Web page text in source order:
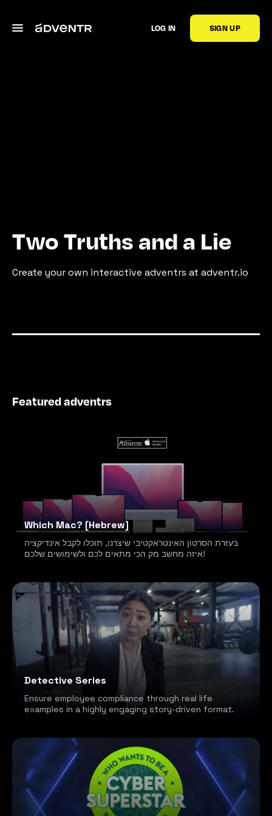
LOG IN SIGN UP
Two Truths and a Lie
Create your own interactive adventrs at adventr.io
Featured adventrs
Which Mac? [Hebrew]
בעזרת הסרטון האינטראקטיבי שיצרנו, תוכלו לקבל אינדיקציה
איזה מחשב מק הכי מתאים לכם ולשימושים שלכם!
Detective Series
Ensure employee compliance through real life
examples in a highly engaging story-driven format.